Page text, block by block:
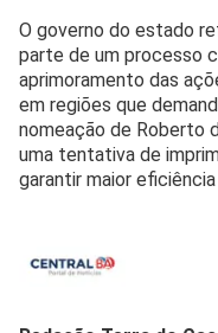
O governo do estado
parte de um processo
aprimoramento das
em regiões que
nomeação de Roberto
uma tentativa de
garantir maior